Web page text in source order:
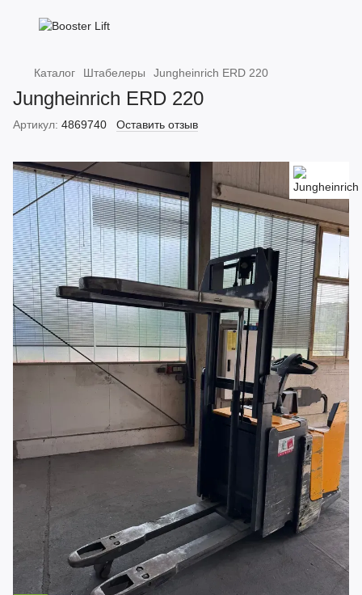
Каталог Штабелеры Jungheinrich ERD 220
Jungheinrich ERD 220
Артикул: 4869740 Оставить отзыв